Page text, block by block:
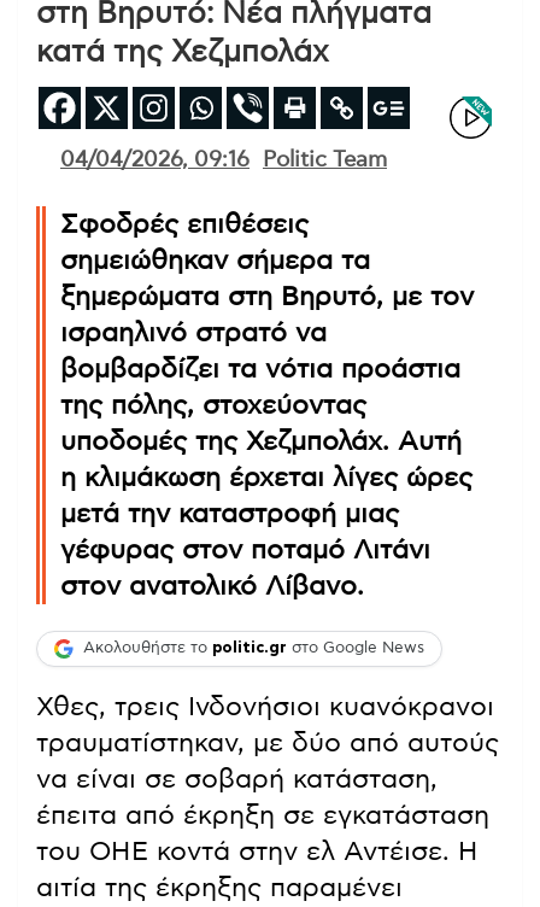
στη Βηρυτό: Νέα πλήγματα
κατά της Χεζμπολάχ
04/04/2026, 09:16 Politic Team
Σφοδρές επιθέσεις
σημειώθηκαν σήμερα τα
ξημερώματα στη Βηρυτό, με τον
ισραηλινό στρατό να
βομβαρδίζει τα νότια προάστια
της πόλης, στοχεύοντας
υποδομές της Χεζμπολάχ. Αυτή
η κλιμάκωση έρχεται λίγες ώρες
μετά την καταστροφή μιας
γέφυρας στον ποταμό Λιτάνι
στον ανατολικό Λίβανο.
Ακολουθήστε το politic.gr στο Google News
Χθες, τρεις Ινδονήσιοι κυανόκρανοι
τραυματίστηκαν, με δύο από αυτούς
να είναι σε σοβαρή κατάσταση,
έπειτα από έκρηξη σε εγκατάσταση
του ΟΗΕ κοντά στην ελ Αντέισε. Η
αιτία της έκρηξης παραμένει